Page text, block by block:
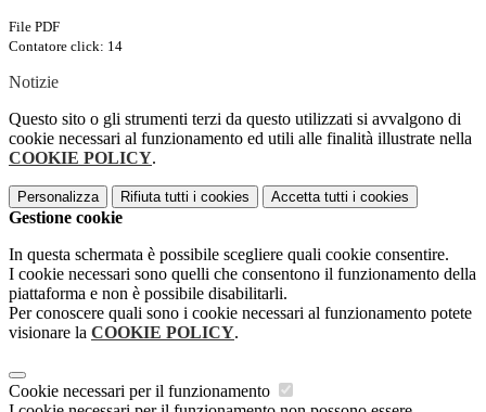
File PDF
Contatore click: 14
Notizie
Questo sito o gli strumenti terzi da questo utilizzati si avvalgono di
cookie necessari al funzionamento ed utili alle finalità illustrate nella
COOKIE POLICY.
Personalizza Rifiuta tutti i cookies Accetta tutti i cookies
Gestione cookie
In questa schermata è possibile scegliere quali cookie consentire.
I cookie necessari sono quelli che consentono il funzionamento della
piattaforma e non è possibile disabilitarli.
Per conoscere quali sono i cookie necessari al funzionamento potete
visionare la COOKIE POLICY.
Cookie necessari per il funzionamento